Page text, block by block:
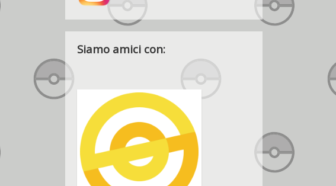
Siamo amici con: